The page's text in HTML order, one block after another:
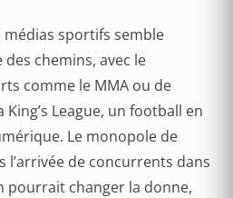
médias sportifs semble
chemins, avec le
comme le MMA ou de
League, un football en
Le monopole de
l’arrivée de concurrents dans
pourrait changer la donne,